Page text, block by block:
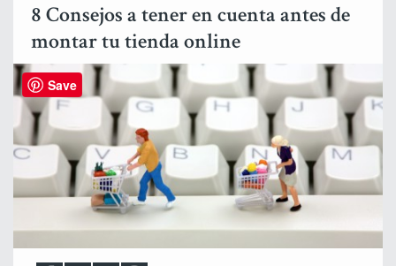
8 Consejos a tener en cuenta antes de
montar tu tienda online
Save